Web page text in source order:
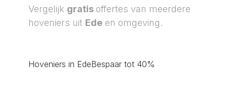
Vergelijk gratis offertes van meerdere
hoveniers uit Ede en omgeving.
Hoveniers in EdeBespaar tot 40%